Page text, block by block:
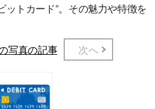
ットカード”。その魅力や特徴を
写真の記事 次へ